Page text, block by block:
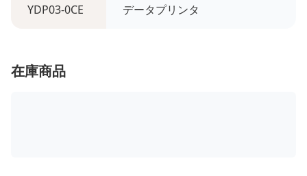
YDP03-0CE データプリンタ
在庫商品